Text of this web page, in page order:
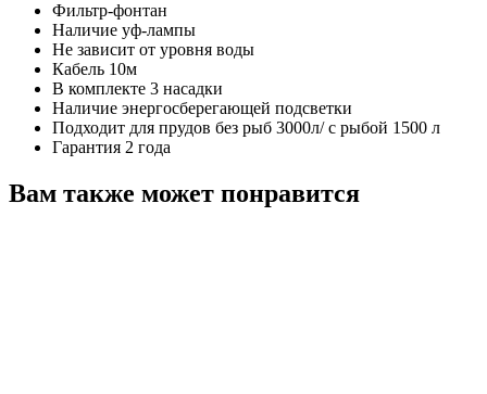
Фильтр-фонтан
Наличие уф-лампы
Не зависит от уровня воды
Кабель 10м
В комплекте 3 насадки
Наличие энергосберегающей подсветки
Подходит для прудов без рыб 3000л/ с рыбой 1500 л
Гарантия 2 года
Вам также может понравится